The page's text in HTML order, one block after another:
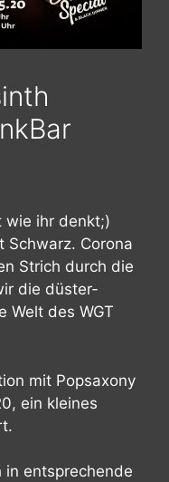
wie ihr denkt;)
Schwarz. Corona
Strich durch die
die düster-
Welt des WGT
mit Popsaxony
ein kleines
entsprechende